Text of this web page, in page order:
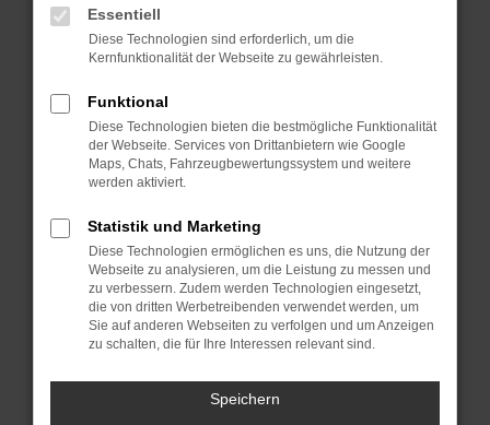
Laden andere Webseiten, zum Beispiel deine
Suchmaschine?
Prüfe deine Browsererweiterungen.
Manche Erweiterungen, wie Werbeblocker,
können das Laden bestimmter Seiten
verhindern. Funktioniert die Seite in einem
anderen Browser oder in einem privaten
Fenster?
Starte dein Gerät neu.
Das kann manchmal helfen, vorübergehende
Probleme zu beheben.
Stelle sicher, dass dein Browser und dein
Betriebssystem auf dem neuesten Stand
sind.
Sicherheitsrisiko, sondern kann auch dazu
Essentiell
Diese Technologien sind erforderlich, um die
Kernfunktionalität der Webseite zu gewährleisten.
Funktional
Diese Technologien bieten die bestmögliche Funktionalität
der Webseite. Services von Drittanbietern wie Google
Maps, Chats, Fahrzeugbewertungssystem und weitere
werden aktiviert.
Statistik und Marketing
Diese Technologien ermöglichen es uns, die Nutzung der
Webseite zu analysieren, um die Leistung zu messen und
zu verbessern. Zudem werden Technologien eingesetzt,
die von dritten Werbetreibenden verwendet werden, um
Sie auf anderen Webseiten zu verfolgen und um Anzeigen
zu schalten, die für Ihre Interessen relevant sind.
Speichern